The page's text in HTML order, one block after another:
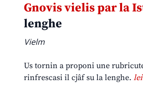
Gnovis vielis par la
lenghe
Vielm
Us tornin a proponi une
rinfrescasi il cjâf su la lenghe.